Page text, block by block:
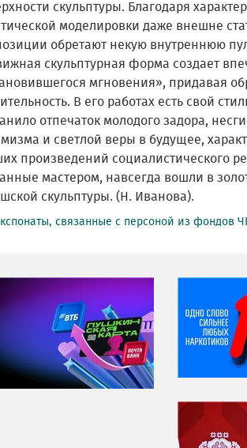
скульптуры. Благодаря
моделировки даже внешне
обретают некую внутреннюю
скульптурная форма создает
мгновения», придавая
В его работах есть свой
отпечаток молодого задора,
и светлой веры в будущее,
произведений социалистического
мастером, навсегда вошли в
скульптуры. (Н. Иванова).
связанные с персоной из фондов
НИ ДНЯ
06
Яков